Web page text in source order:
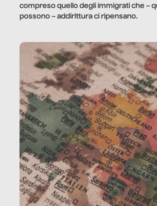
compreso quello degli immigrati che –
possono – addirittura ci ripensano.